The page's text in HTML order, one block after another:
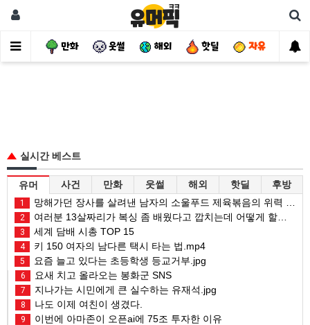
사건 만화 웃썰 해외 핫딜 자유
실시간 베스트
유머 사건 만화 웃썰 해외 핫딜 후방
1 망해가던 장사를 살려낸 남자의 소울푸드 제육볶음의 위력 ㅋㅋ
2 여러분 13살짜리가 복싱 좀 배웠다고 깝치는데 어떻게 할까요?
3 세계 담배 시총 TOP 15
4 키 150 여자의 남다른 택시 타는 법.mp4
5 요즘 늘고 있다는 초등학생 등교거부.jpg
6 요새 치고 올라오는 봉화군 SNS
7 지나가는 시민에게 큰 실수하는 유재석.jpg
8 나도 이제 여친이 생겼다.
9 이번에 아마존이 오픈ai에 75조 투자한 이유